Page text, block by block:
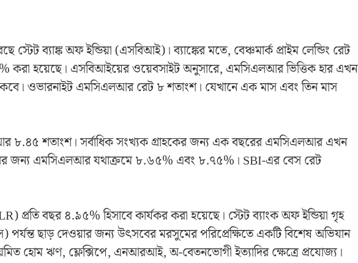
ব্যাঙ্ক অফ ইন্ডিয়া (এসবিআই)। ব্যাঙ্কের মতে, বেঞ্চমার্ক প্রাইম লেন্ডিং রেট
করা হয়েছে। এসবিআইয়ের ওয়েবসাইট অনুসারে, এমসিএলআর ভিত্তিক হার এখন
ওভারনাইট এমসিএলআর রেট ৮ শতাংশ। যেখানে এক মাস এবং তিন মাস
৮.৪৫ শতাংশ। সর্বাধিক সংখ্যক গ্রাহকের জন্য এক বছরের এমসিএলআর এখন
জন্য এমসিএলআর যথাক্রমে ৮.৬৫% এবং ৮.৭৫%। SBI-এর বেস রেট
প্রতি বছর ৪.৯৫% হিসাবে কার্যকর করা হয়েছে। স্টেট ব্যাংক অফ ইন্ডিয়া গৃহ
ছাড় দেওয়ার জন্য উৎসবের মরসুমের পরিপ্রেক্ষিতে একটি বিশেষ অভিযান
হোম ঋণ, ফ্লেক্সিপে, এনআরআই, অ-বেতনভোগী ইত্যাদির ক্ষেত্রে প্রযোজ্য।